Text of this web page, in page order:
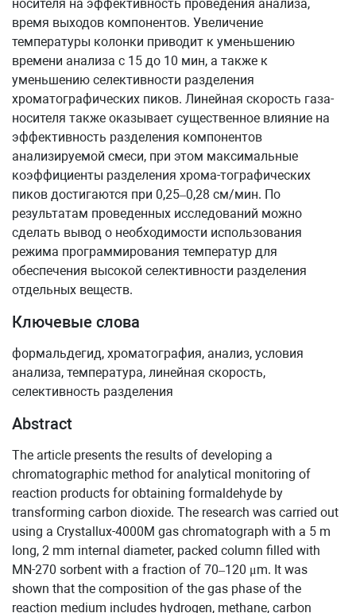
носителя на эффективность проведения анализа,
время выходов компонентов. Увеличение
температуры колонки приводит к уменьшению
времени анализа с 15 до 10 мин, а также к
уменьшению селективности разделения
хроматографических пиков. Линейная скорость газа-
носителя также оказывает существенное влияние на
эффективность разделения компонентов
анализируемой смеси, при этом максимальные
коэффициенты разделения хрома-тографических
пиков достигаются при 0,25–0,28 см/мин. По
результатам проведенных исследований можно
сделать вывод о необходимости использования
режима программирования температур для
обеспечения высокой селективности разделения
отдельных веществ.
Ключевые слова
формальдегид, хроматография, анализ, условия
анализа, температура, линейная скорость,
селективность разделения
Abstract
The article presents the results of developing a
chromatographic method for analytical monitoring of
reaction products for obtaining formaldehyde by
transforming carbon dioxide. The research was carried out
using a Crystallux-4000M gas chromatograph with a 5 m
long, 2 mm internal diameter, packed column filled with
MN-270 sorbent with a fraction of 70–120 μm. It was
shown that the composition of the gas phase of the
reaction medium includes hydrogen, methane, carbon